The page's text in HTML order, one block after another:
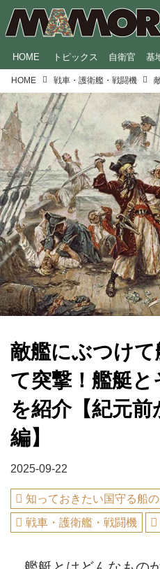
HOME トピックス 自衛官 基
HOME 戦車・護衛艦・戦闘機
敵艦にぶつけ
て突撃！艦艇
を紹介【紀元
編】
2025-09-22
知っておきたい国守る船
戦車・護衛艦・戦闘機